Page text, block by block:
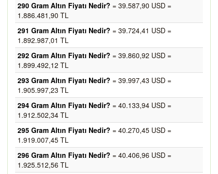
290 Gram Altın Fiyatı Nedir? = 39.587,90 USD =
1.886.481,90 TL
291 Gram Altın Fiyatı Nedir? = 39.724,41 USD =
1.892.987,01 TL
292 Gram Altın Fiyatı Nedir? = 39.860,92 USD =
1.899.492,12 TL
293 Gram Altın Fiyatı Nedir? = 39.997,43 USD =
1.905.997,23 TL
294 Gram Altın Fiyatı Nedir? = 40.133,94 USD =
1.912.502,34 TL
295 Gram Altın Fiyatı Nedir? = 40.270,45 USD =
1.919.007,45 TL
296 Gram Altın Fiyatı Nedir? = 40.406,96 USD =
1.925.512,56 TL